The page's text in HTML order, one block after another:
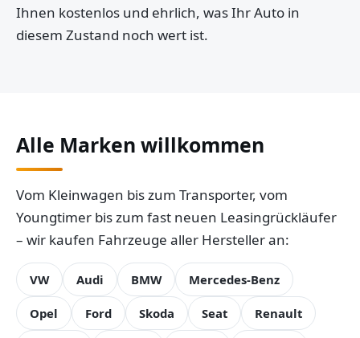
Ihnen kostenlos und ehrlich, was Ihr Auto in
diesem Zustand noch wert ist.
Alle Marken willkommen
Vom Kleinwagen bis zum Transporter, vom
Youngtimer bis zum fast neuen Leasingrückläufer
– wir kaufen Fahrzeuge aller Hersteller an:
VW Audi BMW Mercedes-Benz
Opel Ford Skoda Seat Renault